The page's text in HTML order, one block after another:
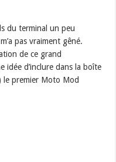
du terminal un peu
pas vraiment gêné.
de ce grand
idée d’inclure dans la boîte
le premier Moto Mod